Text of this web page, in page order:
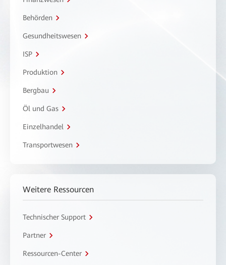
Behörden
Gesundheitswesen
ISP
Produktion
Bergbau
Öl und Gas
Einzelhandel
Transportwesen
Weitere Ressourcen
Technischer Support
Partner
Ressourcen-Center